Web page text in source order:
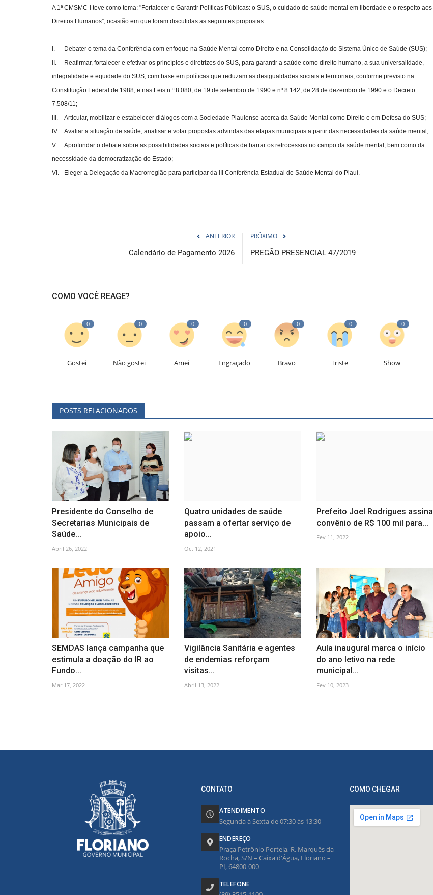
A 1ª CMSMC-I teve como tema: "Fortalecer e Garantir Políticas Públicas: o SUS, o cuidado de saúde mental em liberdade e o respeito aos
Direitos Humanos”, ocasião em que foram discutidas as seguintes propostas:
I.
Debater o tema da Conferência com enfoque na Saúde Mental como Direito e na Consolidação do Sistema Único de Saúde (SUS);
II.
Reafirmar, fortalecer e efetivar os princípios e diretrizes do SUS, para garantir a saúde como direito humano, a sua universalidade,
integralidade e equidade do SUS, com base em políticas que reduzam as desigualdades sociais e territoriais, conforme previsto na
Constituição Federal de 1988, e nas Leis n.º 8.080, de 19 de setembro de 1990 e nº 8.142, de 28 de dezembro de 1990 e o Decreto
7.508/11;
III.
Articular, mobilizar e estabelecer diálogos com a Sociedade Piauiense acerca da Saúde Mental como Direito e em Defesa do SUS;
IV.
Avaliar a situação de saúde, analisar e votar propostas advindas das etapas municipais a partir das necessidades da saúde mental;
V.
Aprofundar o debate sobre as possibilidades sociais e políticas de barrar os retrocessos no campo da saúde mental, bem como da
necessidade da democratização do Estado;
VI.
Eleger a Delegação da Macrorregião para participar da III Conferência Estadual de Saúde Mental do Piauí.
ANTERIOR
Calendário de Pagamento 2026
PRÓXIMO
PREGÃO PRESENCIAL 47/2019
COMO VOCÊ REAGE?
0
Gostei
0
Não gostei
0
Amei
0
Engraçado
0
Bravo
0
Triste
0
Show
POSTS RELACIONADOS
Presidente do Conselho de
Secretarias Municipais de
Saúde...
Abril 26, 2022
Quatro unidades de saúde
passam a ofertar serviço de
apoio...
Oct 12, 2021
Prefeito Joel Rodrigues assina
convênio de R$ 100 mil para...
Fev 11, 2022
SEMDAS lança campanha que
estimula a doação do IR ao
Fundo...
Mar 17, 2022
Vigilância Sanitária e agentes
de endemias reforçam
visitas...
Abril 13, 2022
Aula inaugural marca o início
do ano letivo na rede
municipal...
Fev 10, 2023
CONTATO
ATENDIMENTO
Segunda à Sexta de 07:30 às 13:30
ENDEREÇO
Praça Petrônio Portela, R. Marquês da
Rocha, S/N – Caixa d'Água, Floriano –
PI, 64800-000
TELEFONE
COMO CHEGAR